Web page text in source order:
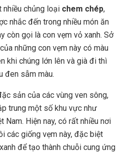
nhiều chủng loại chem chép,
nhắc đến trong nhiều món ăn
còn gọi là con vẹm vỏ xanh. Sở
những con vẹm này có màu
khi chúng lớn lên và già đi thì
đen sẫm màu.
sản của các vùng ven sông,
trung một số khu vực như
Nam. Hiện nay, có rất nhiều nơi
các giống vẹm này, đặc biệt
để tạo thành chuỗi cung ứng